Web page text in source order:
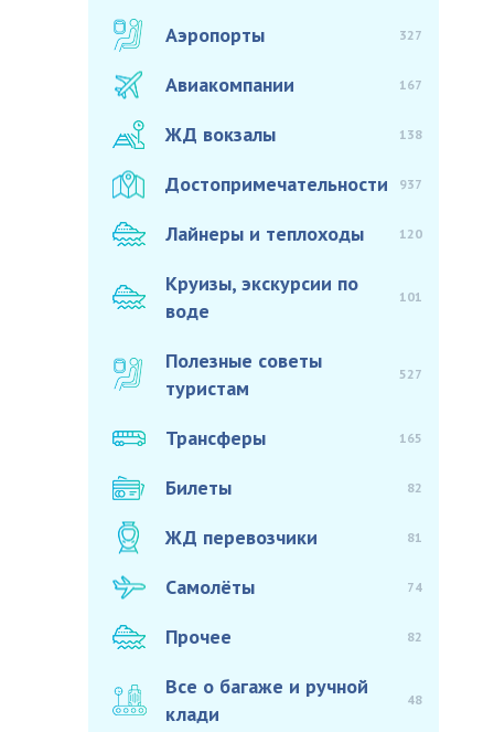
Аэропорты 327
Авиакомпании 167
ЖД вокзалы 138
Достопримечательности 937
Лайнеры и теплоходы 120
Круизы, экскурсии по
воде
101
Полезные советы
туристам
527
Трансферы 165
Билеты 82
ЖД перевозчики 81
Самолёты 74
Прочее 82
Все о багаже и ручной
клади
48